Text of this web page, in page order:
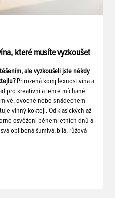
které musíte vyzkoušet
ale vyzkoušeli jste někdy
Přirozená komplexnost vína a
pro kreativní a lehce míchané
ovocné nebo s nádechem
vinný koktejl. Od klasických až
osvěžení během letních dnů a
oblíbená šumivá, bílá, růžová